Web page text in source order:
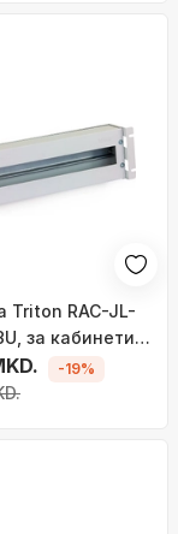
Triton RAC-JL-
за кабинети
-19%